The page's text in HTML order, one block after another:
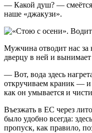
— Какой душ? —
наше «джакузи».
Мужчина отводит нас
дверцу в ней и вынимает
— Вот, вода здесь
откручиваем краник —
как он умывается и
Въезжать в ЕС через
было удобно всегда:
пропуск, как правило,